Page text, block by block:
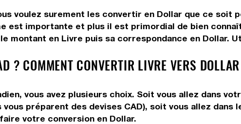
voulez surement les convertir en Dollar que ce soit
est importante et plus il est primordial de bien
montant en Livre puis sa correspondance en Dollar.
? COMMENT CONVERTIR LIVRE VERS
vous avez plusieurs choix. Soit vous allez dans
préparent des devises CAD), soit vous allez dans
votre conversion en Dollar.